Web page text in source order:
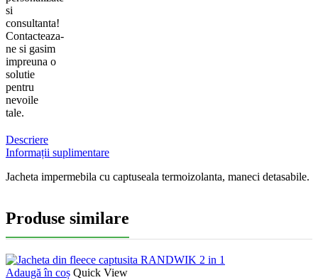
si
consultanta!
Contacteaza-
ne si gasim
impreuna o
solutie
pentru
nevoile
tale.
Descriere
Informații suplimentare
Jacheta impermebila cu captuseala termoizolanta, maneci detasabile.
Produse similare
Adaugă în coș Quick View